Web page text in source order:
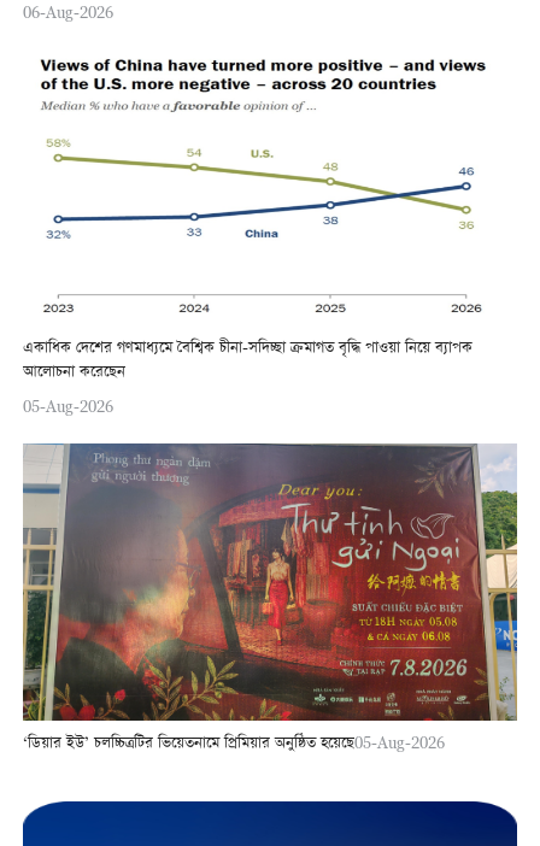
06-Aug-2026
একাধিক দেশের গণমাধ্যমে বৈশ্বিক চীনা-সদিচ্ছা ক্রমাগত বৃদ্ধি পাওয়া নিয়ে ব্যাপক
আলোচনা করেছেন
05-Aug-2026
‘ডিয়ার ইউ’ চলচ্চিত্রটির ভিয়েতনামে প্রিমিয়ার অনুষ্ঠিত হয়েছে05-Aug-2026